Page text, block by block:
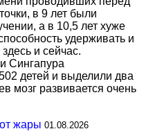
в 9 лет были
а в 10,5 лет хуже
удерживать и
и сейчас.
Сингапура
детей и выделили два
мозг развивается очень
жары 01.08.2026